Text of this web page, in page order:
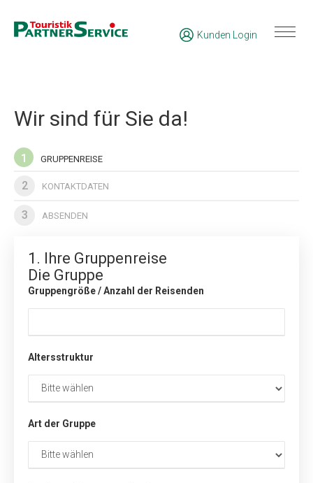
Kunden Login
Wir sind für Sie da!
1 GRUPPENREISE
2 KONTAKTDATEN
3 ABSENDEN
1. Ihre Gruppenreise
Die Gruppe
Gruppengröße / Anzahl der Reisenden
Altersstruktur
Art der Gruppe